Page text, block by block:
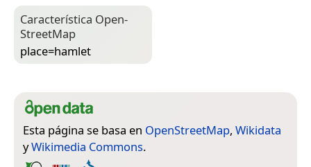
Característica Open­
Street­Map
place=­hamlet
Esta página se basa en OpenStreetMap, Wikidata
yWikimedia Commons.